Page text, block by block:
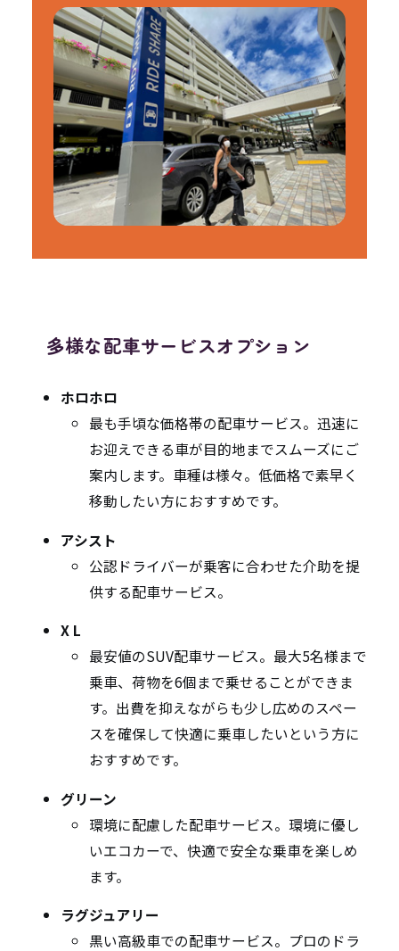
多様な配車サービスオプション
ホロホロ
最も手頃な価格帯の配車サービス。迅速に
お迎えできる車が目的地までスムーズにご
案内します。車種は様々。低価格で素早く
移動したい方におすすめです。
アシスト
公認ドライバーが乗客に合わせた介助を提
供する配車サービス。
X L
最安値のSUV配車サービス。最大5名様まで
乗車、荷物を6個まで乗せることができま
す。出費を抑えながらも少し広めのスペー
スを確保して快適に乗車したいという方に
おすすめです。
グリーン
環境に配慮した配車サービス。環境に優し
いエコカーで、快適で安全な乗車を楽しめ
ます。
ラグジュアリー
黒い高級車での配車サービス。プロのドラ